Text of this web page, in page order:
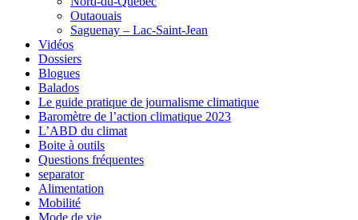
Outaouais
Saguenay – Lac-Saint-Jean
Vidéos
Dossiers
Blogues
Balados
Le guide pratique de journalisme climatique
Baromètre de l’action climatique 2023
L’ABD du climat
Boite à outils
Questions fréquentes
separator
Alimentation
Mobilité
Mode de vie